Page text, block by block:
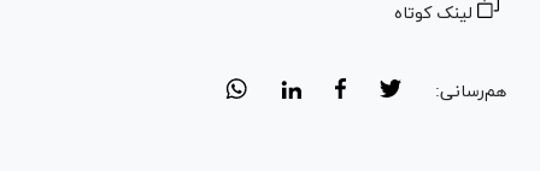
لینک کوتاه
هم‌رسانی: